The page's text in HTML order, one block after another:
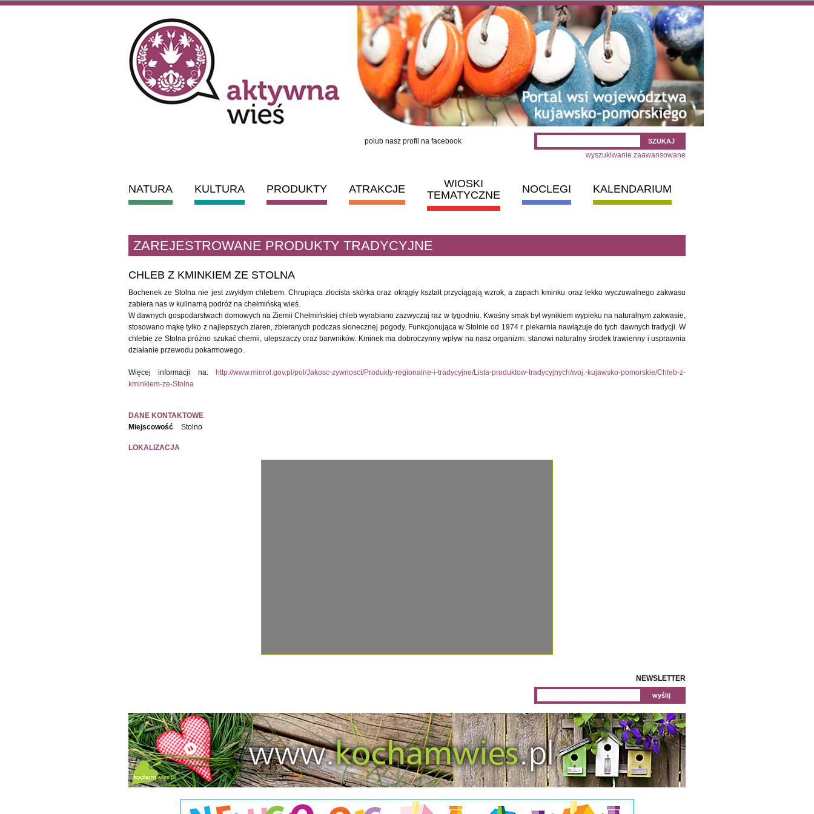
polub nasz profil na facebook
wyszukiwanie zaawansowane
NATURA KULTURA PRODUKTY ATRAKCJE
WIOSKI
TEMATYCZNE
NOCLEGI KALENDARIUM
ZAREJESTROWANE PRODUKTY TRADYCYJNE
CHLEB Z KMINKIEM ZE STOLNA
Bochenek ze Stolna nie jest zwykłym chlebem. Chrupiąca złocista skórka oraz okrągły kształt przyciągają wzrok, a zapach kminku oraz lekko wyczuwalnego zakwasu
zabiera nas w kulinarną podróż na chełmińską wieś.
W dawnych gospodarstwach domowych na Ziemii Chełmińskiej chleb wyrabiano zazwyczaj raz w tygodniu. Kwaśny smak był wynikiem wypieku na naturalnym zakwasie,
stosowano mąkę tylko z najlepszych ziaren, zbieranych podczas słonecznej pogody. Funkcjonująca w Stolnie od 1974 r. piekarnia nawiązuje do tych dawnych tradycji. W
chlebie ze Stolna próżno szukać chemii, ulepszaczy oraz barwników. Kminek ma dobroczynny wpływ na nasz organizm: stanowi naturalny środek trawienny i usprawnia
działanie przewodu pokarmowego.
Więcej informacji na:
http://www.minrol.gov.pl/pol/Jakosc-zywnosci/Produkty-regionalne-i-tradycyjne/Lista-produktow-tradycyjnych/woj.-kujawsko-pomorskie/Chleb-z-
kminkiem-ze-Stolna
DANE KONTAKTOWE
Miejscowość
Stolno
LOKALIZACJA
NEWSLETTER